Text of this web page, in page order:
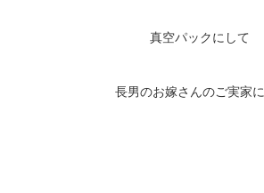
真空パックにして
長男のお嫁さんのご実家に